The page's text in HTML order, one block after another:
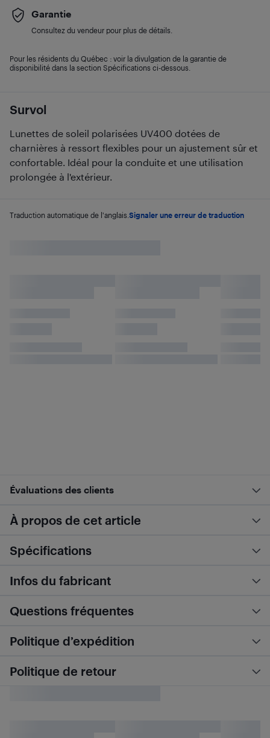
Survol
Lunettes de soleil polarisées UV400 dotées de
charnières à ressort flexibles pour un ajustement sûr et
confortable. Idéal pour la conduite et une utilisation
prolongée à l'extérieur.
Traduction automatique de l'anglais. Signaler une erreur de traduction
Garantie
Consultez du vendeur pour plus de détails.
Pour les résidents du Québec : voir la divulgation de la garantie de
disponibilité dans la section Spécifications ci-dessous.
Évaluations des clients
À propos de cet article
Spécifications
Infos du fabricant
Questions fréquentes
Politique d’expédition
Politique de retour